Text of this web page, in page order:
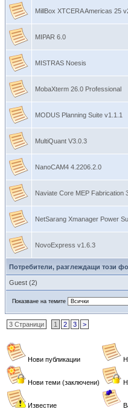
MillBox XTCERA Americas 25
MIPAR 6.0
MISTRAS Noesis
MobaXterm 26.0 Professional
MODUS Planning Suite v1.1.1
MultiQuant V3.0.3
NanoCAM4 4.2206.2.0
Naviate Core MEP Fabrication
NetSarang Xmanager Power
NovoExpress v1.6.3
Потребители, разглеждащи този
Guest (2)
Показване на темите
3 Страници 1 2 3 >
Нови публикации
Нови теми (заключени)
Известие